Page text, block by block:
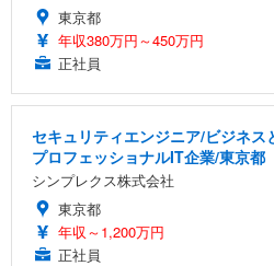
東京都
年収380万円～450万円
正社員
セキュリティエンジニア/ビジネス
プロフェッショナルIT企業/東京都
シンプレクス株式会社
東京都
年収～1,200万円
正社員